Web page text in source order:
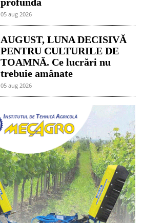
05 aug 2026
AUGUST, LUNA DECISIVĂ
PENTRU CULTURILE DE
TOAMNĂ. Ce lucrări nu
trebuie amânate
05 aug 2026